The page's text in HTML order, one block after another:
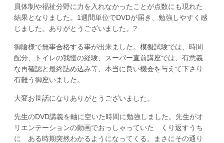
員体制や福祉分野に力を入れなかったことが点数にも現れた
結果となりました。1週間単位でDVDが届き、勉強しやすく感
じました。ありがとうございました。?
御陰様で無事合格する事が出来ました。模擬試験では、時間
配分、トイレの我慢の経験、スーパー直前講座では、有意義
な再確認と最終詰め込み等、本当に良い機会を与えて下さり
有難う御座いました。
大変お世話になりありがとうございました。
先生のDVD講義を軸に空いた時間に勉強しました。先生がオ
リエンテーションの動画でおっしゃっていた くり返すうち
に ある時期突然わかるようになってくる。まさにその通り